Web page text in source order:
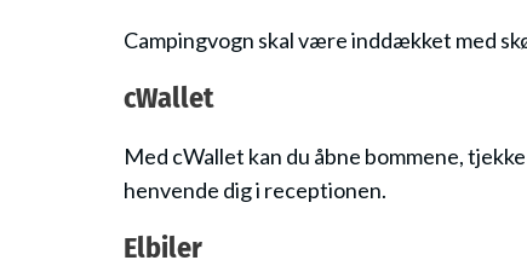
Campingvogn skal være inddækket med
cWallet
Med cWallet kan du åbne bommene,
henvende dig i receptionen.
Elbiler